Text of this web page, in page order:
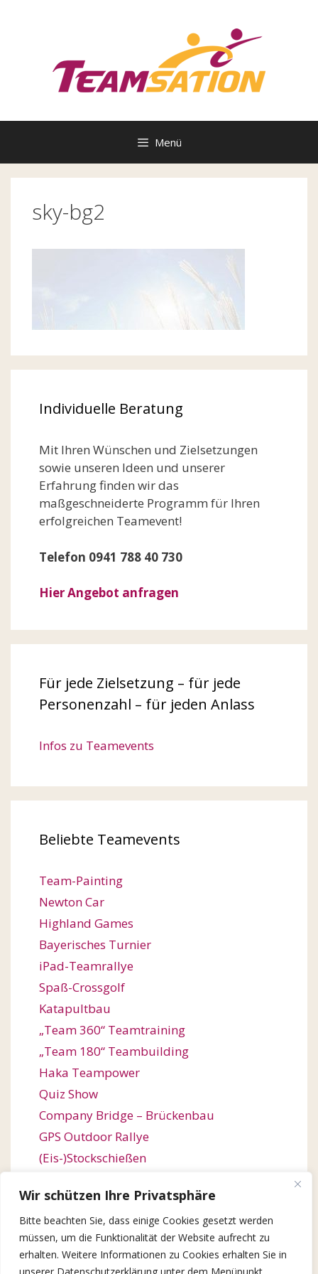
Wir schützen Ihre Privatsphäre
Bitte beachten Sie, dass einige Cookies gesetzt werden
müssen, um die Funktionalität der Website aufrecht zu
erhalten. Weitere Informationen zu Cookies erhalten Sie in
Menü
sky-bg2
Individuelle Beratung
Mit Ihren Wünschen und Zielsetzungen
sowie unseren Ideen und unserer
Erfahrung finden wir das
maßgeschneiderte Programm für Ihren
erfolgreichen Teamevent!
Telefon 0941 788 40 730
Hier Angebot anfragen
Für jede Zielsetzung – für jede
Personenzahl – für jeden Anlass
Infos zu Teamevents
Beliebte Teamevents
Team-Painting
Newton Car
Highland Games
Bayerisches Turnier
iPad-Teamrallye
Spaß-Crossgolf
Katapultbau
„Team 360“ Teamtraining
„Team 180“ Teambuilding
Haka Teampower
Quiz Show
Company Bridge – Brückenbau
GPS Outdoor Rallye
(Eis-)Stockschießen
Orienteering / Orientierungswanderung
Outdoor Team Challenge
Kugelbahn-Bau / Roller Coaster
Winter Games